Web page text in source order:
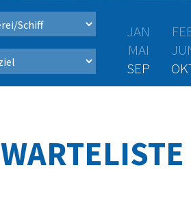
JAN
MAI
SEP
WARTELISTE